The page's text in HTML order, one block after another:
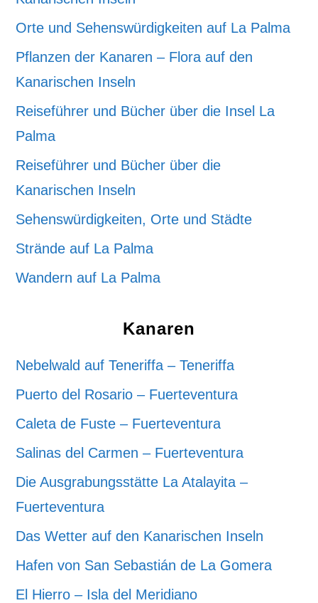
Orte und Sehenswürdigkeiten auf La Palma
Pflanzen der Kanaren – Flora auf den
Kanarischen Inseln
Reiseführer und Bücher über die Insel La
Palma
Reiseführer und Bücher über die
Kanarischen Inseln
Sehenswürdigkeiten, Orte und Städte
Strände auf La Palma
Wandern auf La Palma
Kanaren
Nebelwald auf Teneriffa – Teneriffa
Puerto del Rosario – Fuerteventura
Caleta de Fuste – Fuerteventura
Salinas del Carmen – Fuerteventura
Die Ausgrabungsstätte La Atalayita –
Fuerteventura
Das Wetter auf den Kanarischen Inseln
Hafen von San Sebastián de La Gomera
El Hierro – Isla del Meridiano